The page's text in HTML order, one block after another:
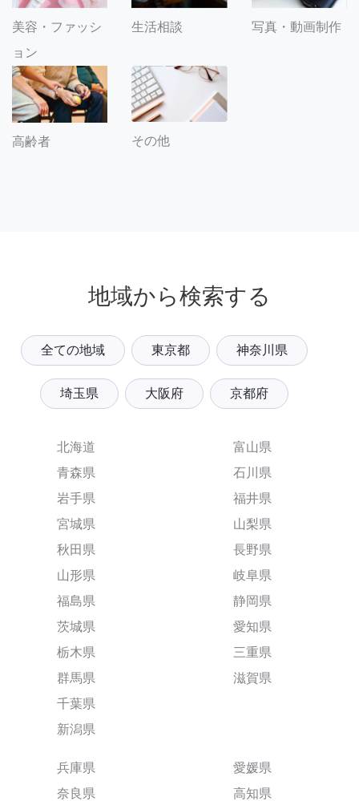
美容・ファッシ
ョン
生活相談 写真・動画制作
高齢者 その他
地域から検索する
全ての地域 東京都 神奈川県
埼玉県 大阪府 京都府
北海道
青森県
岩手県
宮城県
秋田県
山形県
福島県
茨城県
栃木県
群馬県
千葉県
新潟県
富山県
石川県
福井県
山梨県
長野県
岐阜県
静岡県
愛知県
三重県
滋賀県
兵庫県
奈良県
愛媛県
高知県